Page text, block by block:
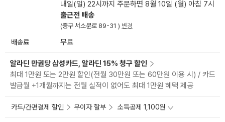
내일(일) 22시까지 주문하면 8월 10일 (월) 아침 7시
출근전 배송
(중구 서소문로 89-31 ) 변경
배송료 무료
알라딘 만권당 삼성카드, 알라딘 15% 청구 할인
최대 1만원 또는 2만원 할인(전월 30만원 또는 60만원 이용 시) / 카드
발급월 +1개월까지는 전월 실적이 없어도 최대 1만원 혜택 제공
카드/간편결제 할인 무이자 할부 소득공제 1,100원